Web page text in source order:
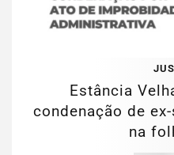
Estância
condenação de
na